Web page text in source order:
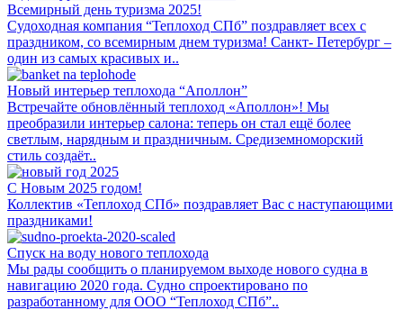
Всемирный день туризма 2025!
Судоходная компания “Теплоход СПб” поздравляет всех с
праздником, со всемирным днем туризма! Санкт- Петербург –
один из самых красивых и..
Новый интерьер теплохода “Аполлон”
Встречайте обновлённый теплоход «Аполлон»! Мы
преобразили интерьер салона: теперь он стал ещё более
светлым, нарядным и праздничным. Средиземноморский
стиль создаёт..
С Новым 2025 годом!
Коллектив «Теплоход СПб» поздравляет Вас с наступающими
праздниками!
Спуск на воду нового теплохода
Мы рады сообщить о планируемом выходе нового судна в
навигацию 2020 года. Судно спроектировано по
разработанному для ООО “Теплоход СПб”..